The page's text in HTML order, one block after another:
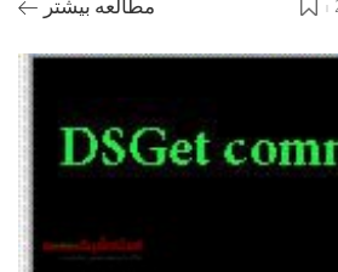
مطالعه بیشتر